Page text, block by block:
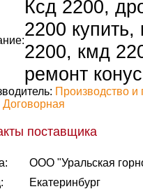
Ксд 2200,
2200
2200, кмд
ремонт
Производство и
Договорная
поставщика
ООО "Уральская
Екатеринбург